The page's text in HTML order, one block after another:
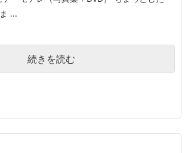
...
続きを読む